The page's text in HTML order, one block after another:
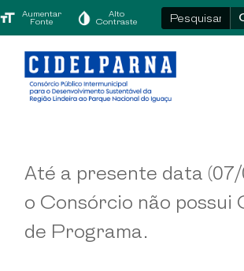
Aumentar
Fonte
Alto
Contraste
Até a presente data (
o Consórcio não possui
de Programa.